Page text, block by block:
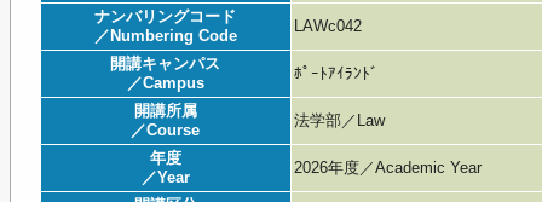
ナンバリングコード
／Numbering Code
LAWc042
開講キャンパス
／Campus
ﾎﾟｰﾄｱｲﾗﾝﾄﾞ
開講所属
／Course
法学部／Law
年度
／Year
2026年度／Academic Year